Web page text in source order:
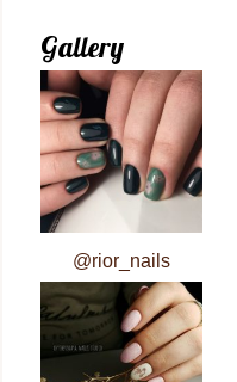
Gallery
@rior_nails